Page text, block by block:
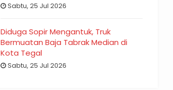
Sabtu, 25 Jul 2026
Diduga Sopir Mengantuk, Truk
Bermuatan Baja Tabrak Median di
Kota Tegal
Sabtu, 25 Jul 2026